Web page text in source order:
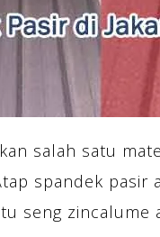
salah satu
spandek
seng zincalume